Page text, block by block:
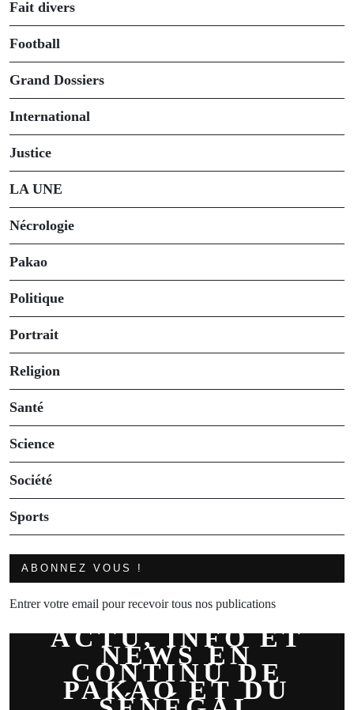
Fait divers
Football
Grand Dossiers
International
Justice
LA UNE
Nécrologie
Pakao
Politique
Portrait
Religion
Santé
Science
Société
Sports
ABONNEZ VOUS !
Entrer votre email pour recevoir tous nos publications
ACTU, INFO ET
NEWS EN
CONTINU DE
PAKAO ET DU